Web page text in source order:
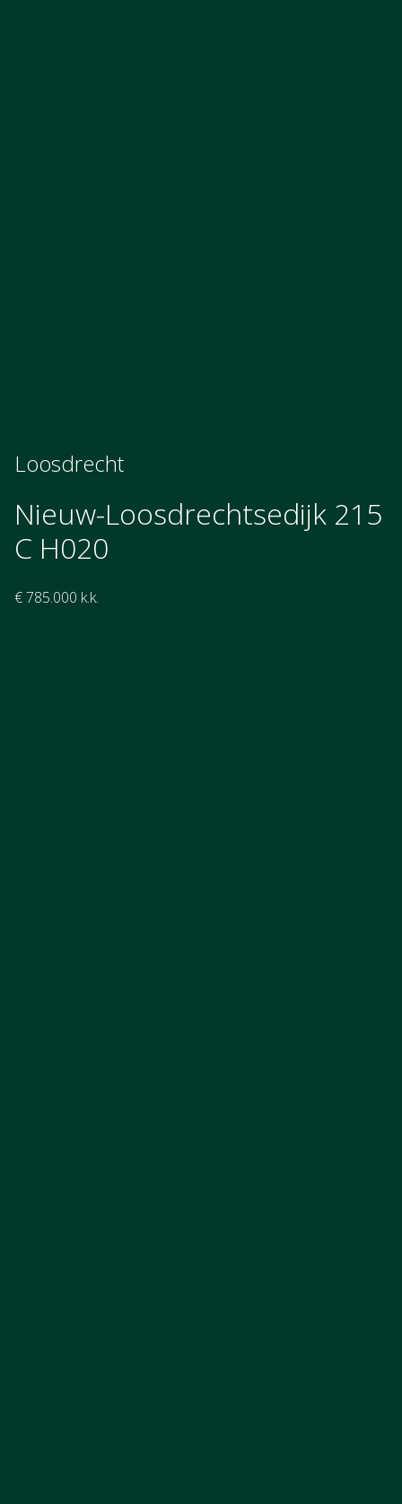
Loosdrecht
Nieuw-Loosdrechtsedijk 215
C H020
€ 785.000 k.k.